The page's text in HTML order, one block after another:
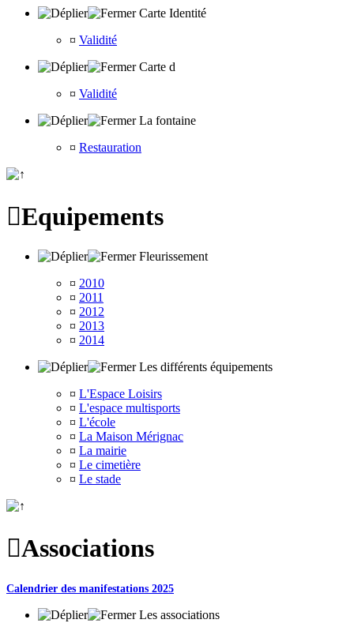
Carte Identité
¤ Validité
Carte d
¤ Validité
La fontaine
¤ Restauration
Equipements
Fleurissement
¤ 2010
¤ 2011
¤ 2012
¤ 2013
¤ 2014
Les différents équipements
¤ L'Espace Loisirs
¤ L'espace multisports
¤ L'école
¤ La Maison Mérignac
¤ La mairie
¤ Le cimetière
¤ Le stade
Associations
Calendrier des manifestations 2025
Les associations